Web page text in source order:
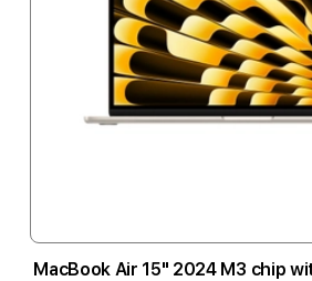
MacBook Air 15" 2024 M3 chip